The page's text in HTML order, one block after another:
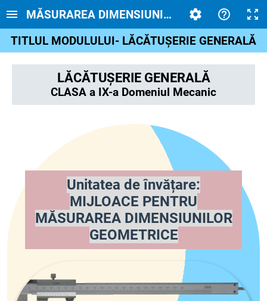
MĂSURAREA DIMENSIUNILOR GEOMETRICE
TITLUL MODULULUI- LĂCĂTUȘERIE GENERALĂ
LĂCĂTUȘERIE GENERALĂ
CLASA a IX-a Domeniul Mecanic
Unitatea de învățare:
MIJLOACE PENTRU
MĂSURAREA DIMENSIUNILOR
GEOMETRICE